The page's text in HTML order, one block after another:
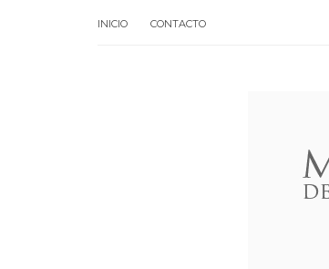
INICIO CONTACTO